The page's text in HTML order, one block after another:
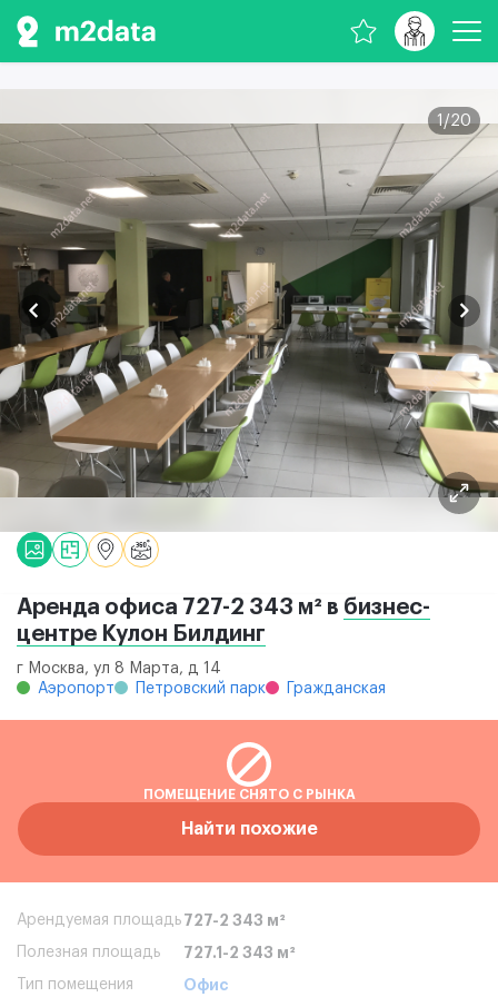
1/20
Аренда офиса 727-2 343 м² в бизнес-
центре Кулон Билдинг
г Москва, ул 8 Марта, д 14
Аэропорт
Петровский парк Гражданская
ПОМЕЩЕНИЕ СНЯТО С РЫНКА
Найти похожие
Арендуемая площадь 727-2 343 м²
Полезная площадь 727.1-2 343 м²
Тип помещения Офис